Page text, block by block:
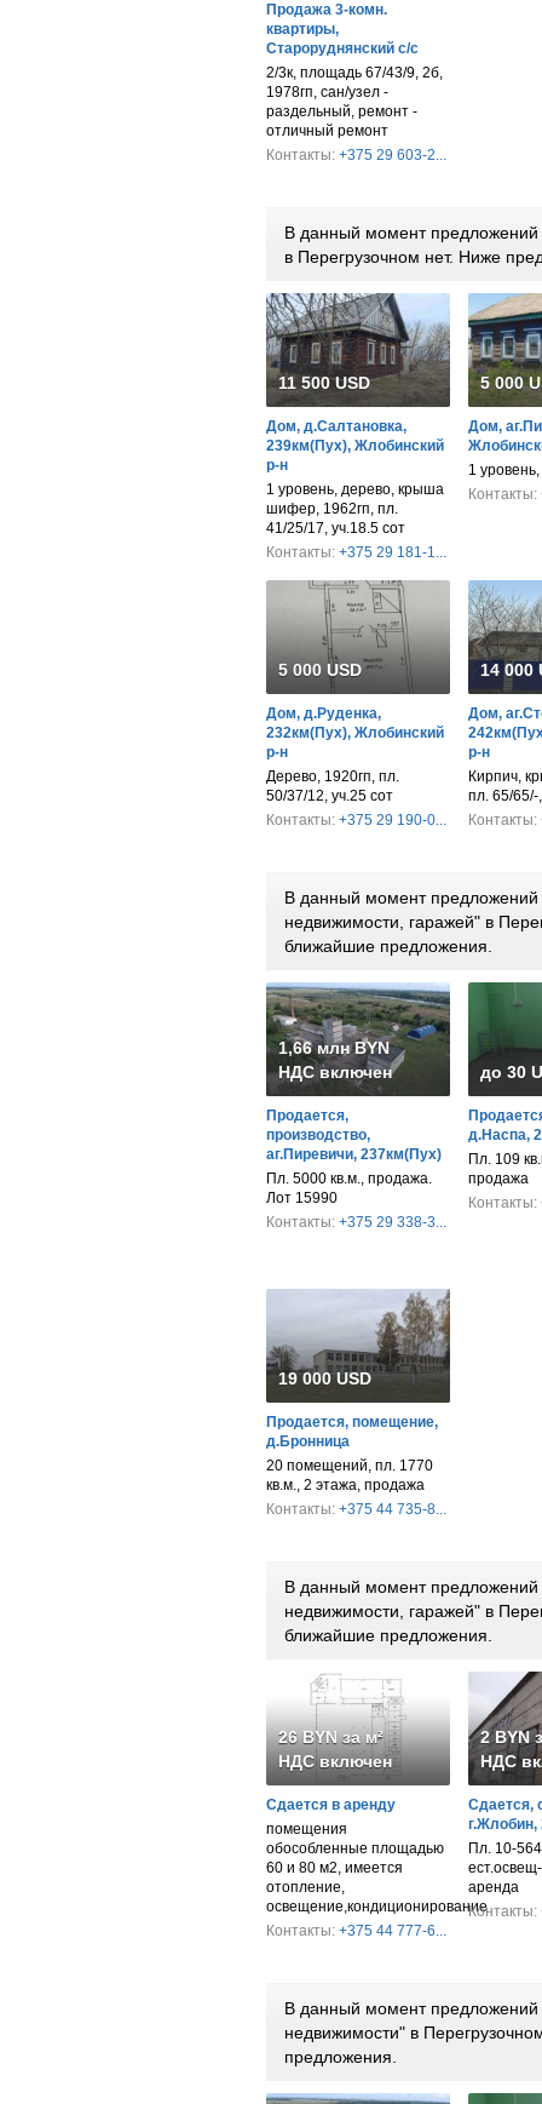
Продажа 3-комн.
квартиры,
Староруднянский с/с
2/3к, площадь 67/43/9, 2б,
1978гп, сан/узел -
раздельный, ремонт -
отличный ремонт
Контакты: +375 29 603-2...
В данный момент предложений
в Перегрузочном нет. Ниже
11 500 USD
Дом, д.Салтановка,
239км(Пух), Жлобинский
р-н
1 уровень, дерево, крыша
шифер, 1962гп, пл.
41/25/17, уч.18.5 сот
Контакты: +375 29 181-1...
5 000
Дом,
1
Контакты:
5 000 USD
Дом, д.Руденка,
232км(Пух), Жлобинский
р-н
Дерево, 1920гп, пл.
50/37/12, уч.25 сот
Контакты: +375 29 190-0...
14 000
Дом,
р-н
Кирпич,
пл. 65/65/-
Контакты:
В данный момент
недвижимости, гаражей" в
ближайшие предложения.
1,66 млн BYN
НДС включен
Продается,
производство,
аг.Пиревичи, 237км(Пух)
Пл. 5000 кв.м., продажа.
Лот 15990
Контакты: +375 29 338-3...
до 30
д.Наспа,
Пл. 109
продажа
Контакты:
19 000 USD
Продается, помещение,
д.Бронница
20 помещений, пл. 1770
кв.м., 2 этажа, продажа
Контакты: +375 44 735-8...
В данный момент предложений
недвижимости, гаражей" в
ближайшие предложения.
26 BYN за м²
НДС включен
Сдается в аренду
помещения
обособленные площадью
60 и 80 м2, имеется
отопление,
освещение,кондиционирование
Контакты: +375 44 777-6...
2 BYN
НДС
Сдается,
г.Жлобин,
Пл. 10-
аренда
Контакты:
В данный момент
недвижимости" в
предложения.